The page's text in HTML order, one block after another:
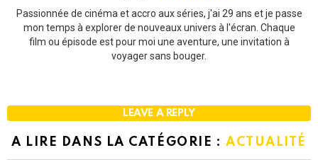
Passionnée de cinéma et accro aux séries, j'ai 29 ans et je passe
mon temps à explorer de nouveaux univers à l'écran. Chaque
film ou épisode est pour moi une aventure, une invitation à
voyager sans bouger.
LEAVE A REPLY
A LIRE DANS LA CATÉGORIE : ACTUALITÉ